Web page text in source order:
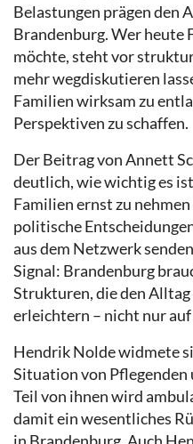
Belastungen prägen den
Brandenburg. Wer heute
möchte, steht vor
mehr wegdiskutieren
Familien wirksam zu
Perspektiven zu schaffen.
Der Beitrag von Annett
deutlich, wie wichtig es
Familien ernst zu
politische
aus dem Netzwerk
Signal: Brandenburg
Strukturen, die den
erleichtern – nicht nur auf
Hendrik Nolde widmete
Situation von Pflegenden
Teil von ihnen wird
damit ein wesentliches